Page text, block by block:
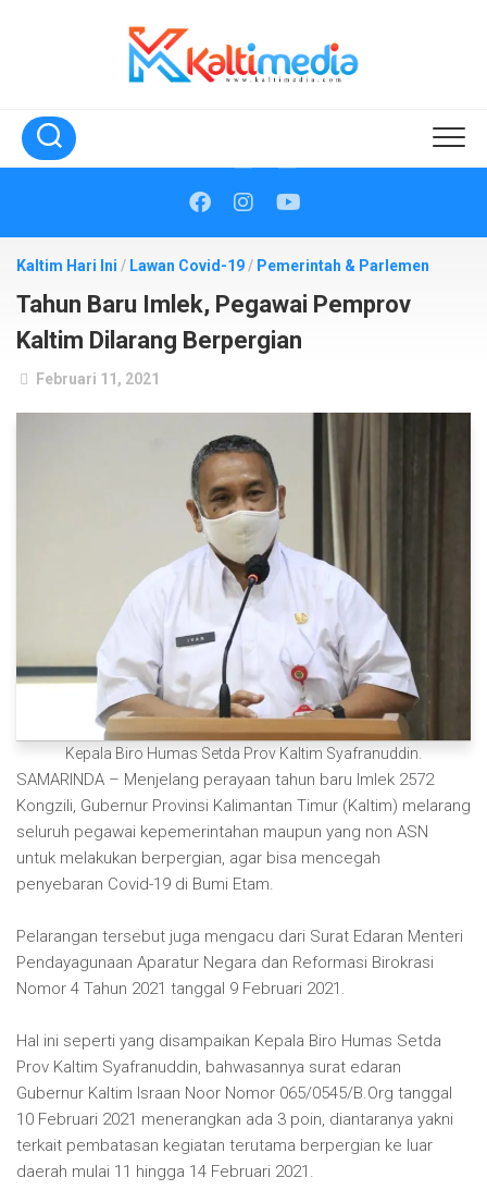
Kaltim Hari Ini / Lawan Covid-19/ Pemerintah & Parlemen
Tahun Baru Imlek, Pegawai Pemprov
Kaltim Dilarang Berpergian
Februari 11, 2021
Kepala Biro Humas Setda Prov Kaltim Syafranuddin.
SAMARINDA – Menjelang perayaan tahun baru Imlek 2572
Kongzili, Gubernur Provinsi Kalimantan Timur (Kaltim) melarang
seluruh pegawai kepemerintahan maupun yang non ASN
untuk melakukan berpergian, agar bisa mencegah
penyebaran Covid-19 di Bumi Etam.
Pelarangan tersebut juga mengacu dari Surat Edaran Menteri
Pendayagunaan Aparatur Negara dan Reformasi Birokrasi
Nomor 4 Tahun 2021 tanggal 9 Februari 2021.
Hal ini seperti yang disampaikan Kepala Biro Humas Setda
Prov Kaltim Syafranuddin, bahwasannya surat edaran
Gubernur Kaltim Israan Noor Nomor 065/0545/B.Org tanggal
10 Februari 2021 menerangkan ada 3 poin, diantaranya yakni
terkait pembatasan kegiatan terutama berpergian ke luar
daerah mulai 11 hingga 14 Februari 2021.